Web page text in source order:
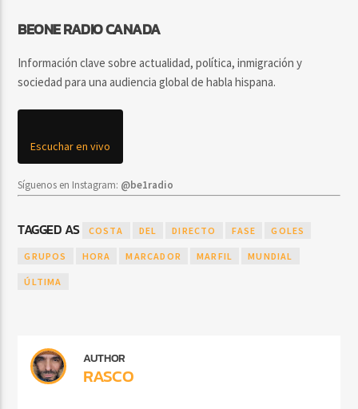
BEONE RADIO CANADA
Información clave sobre actualidad, política, inmigración y
sociedad para una audiencia global de habla hispana.
Escuchar en vivo
Síguenos en Instagram: @be1radio
TAGGED AS COSTA DEL DIRECTO FASE GOLES
GRUPOS HORA MARCADOR MARFIL MUNDIAL
ÚLTIMA
AUTHOR
RASCO